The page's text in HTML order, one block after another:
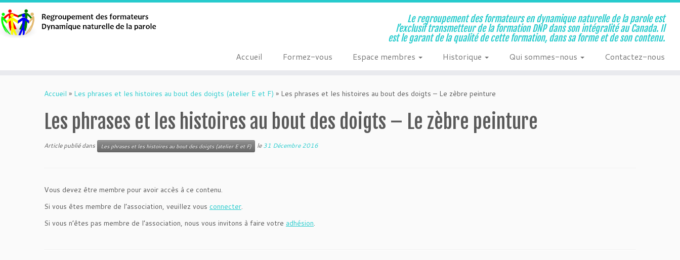
Le regroupement des formateurs en dynamique naturelle de la parole est
l’exclusif transmetteur de la formation DNP dans son intégralité au Canada. Il
est le garant de la qualité de cette formation, dans sa forme et de son contenu.
Accueil Formez-vous Espace membres Historique Qui sommes-nous Contactez-nous
Accueil » Les phrases et les histoires au bout des doigts (atelier E et F) » Les phrases et les histoires au bout des doigts – Le zèbre peinture
Les phrases et les histoires au bout des doigts – Le zèbre peinture
Article publié dans Les phrases et les histoires au bout des doigts (atelier E et F) le31 Décembre 2016
Vous devez être membre pour avoir accès à ce contenu.
Si vous êtes membre de l’association, veuillez vous connecter.
Si vous n’êtes pas membre de l’association, nous vous invitons à faire votre adhésion.